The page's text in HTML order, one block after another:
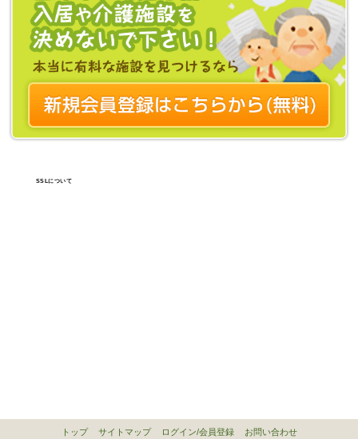
SSLについて
トップ サイトマップ ログイン/会員登録 お問い合わせ